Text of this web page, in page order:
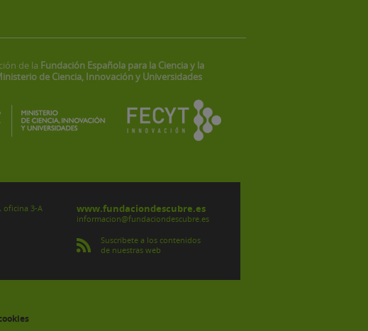
de la Fundación Española para la Ciencia y la
de Ciencia, Innovación y Universidades
oficina 3-A
www.fundaciondescubre.es
informacion@fundaciondescubre.es
Suscríbete a los contenidos
de nuestras web